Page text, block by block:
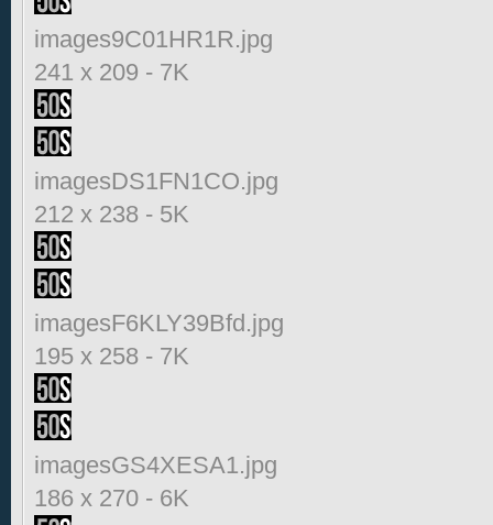
images9C01HR1R.jpg
241 x 209 - 7K
imagesDS1FN1CO.jpg
212 x 238 - 5K
imagesF6KLY39Bfd.jpg
195 x 258 - 7K
imagesGS4XESA1.jpg
186 x 270 - 6K